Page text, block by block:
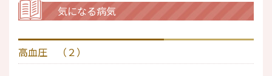
気になる病気
高血圧 （２）